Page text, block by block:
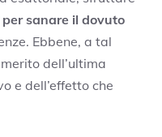
sanare il dovuto
Ebbene, a tal
dell’ultima
e dell’effetto che